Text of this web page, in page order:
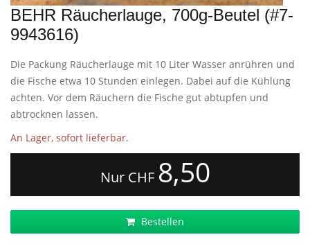
BEHR Räucherlauge, 700g-Beutel (#7-
9943616)
Die Packung Räucherlauge mit 10 Liter Wasser anrühren und
die Fische etwa 10 Stunden einlegen. Dabei auf die Kühlung
achten. Vor dem Räuchern die Fische gut abtupfen und
abtrocknen lassen.
An Lager, sofort lieferbar.
Nur CHF 8,50
Bestellen